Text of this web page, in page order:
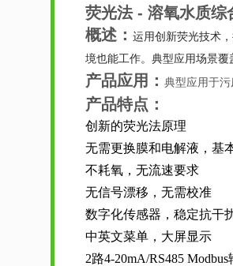
荧光法 - 溶氧水质综
概述： 运用创新荧光技术
境也能工作。典型应用场景覆
产品应用： 典型应用于
产品特点：
创新的荧光法原理
无需更换膜和电解液，基
不耗氧，无流速要求
无信号漂移，无需校准
数字化传感器，稳定抗干
中英文菜单，大屏显示
2路4-20mA/RS485 Modbus